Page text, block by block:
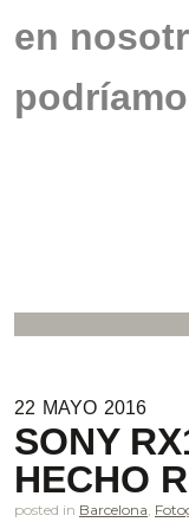
en
22 MAYO 2016
SONY
HECHO
posted in Barcelona,